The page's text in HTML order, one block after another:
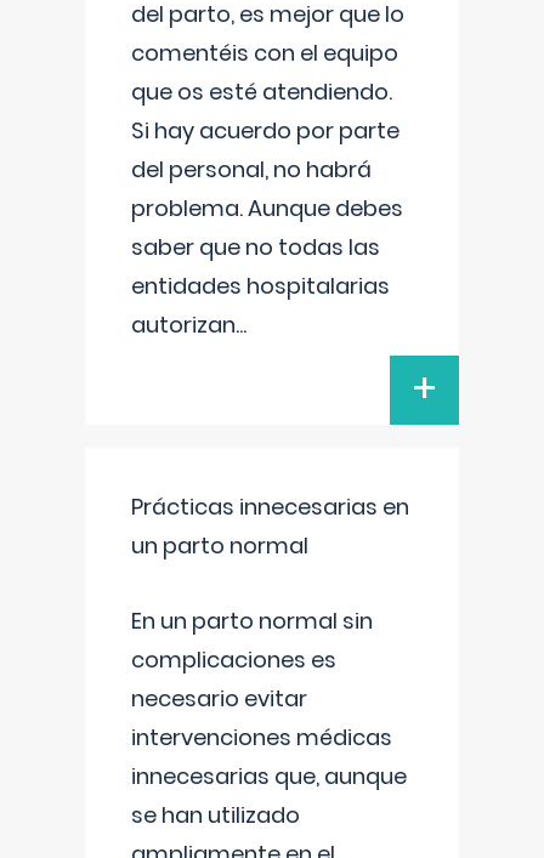
del parto, es mejor que lo
comentéis con el equipo
que os esté atendiendo.
Si hay acuerdo por parte
del personal, no habrá
problema. Aunque debes
saber que no todas las
entidades hospitalarias
autorizan...
+
Prácticas innecesarias en
un parto normal
En un parto normal sin
complicaciones es
necesario evitar
intervenciones médicas
innecesarias que, aunque
se han utilizado